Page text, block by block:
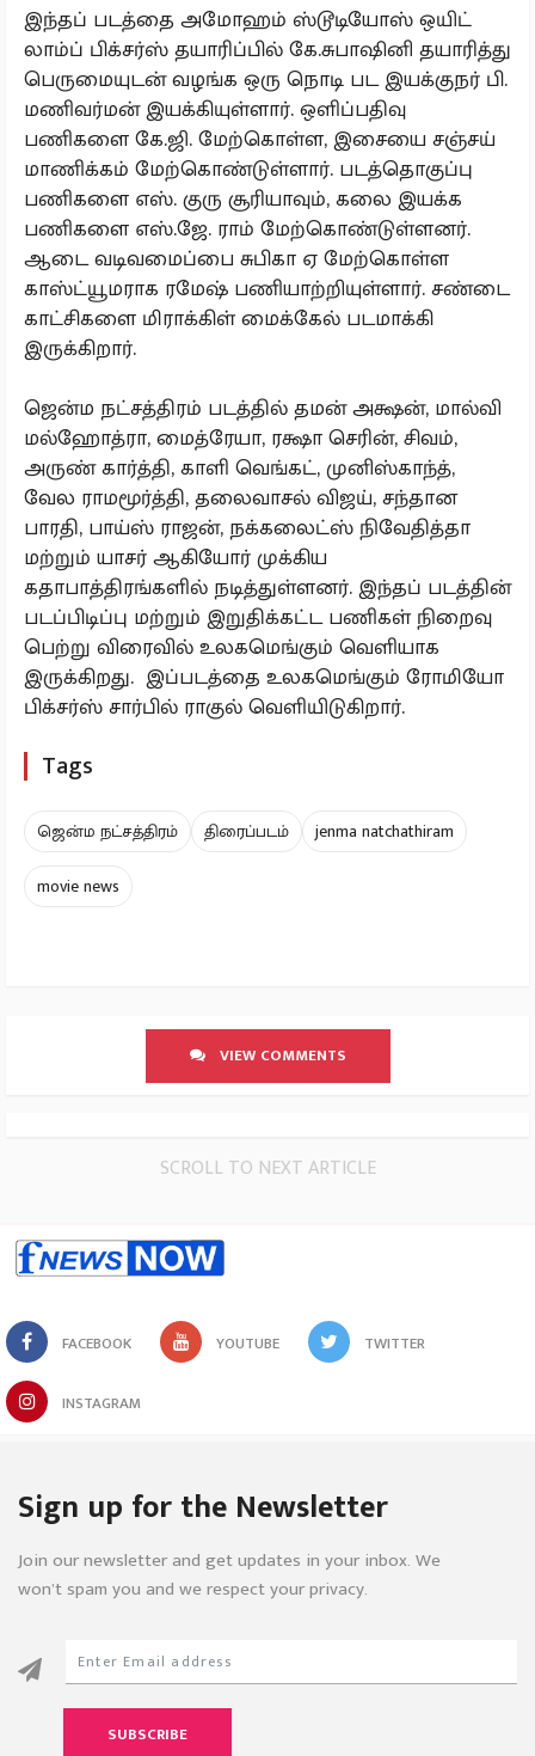
இந்தப் படத்தை அமோஹம் ஸ்டூடியோஸ் ஒயிட்
லாம்ப் பிக்சர்ஸ் தயாரிப்பில் கே.சுபாஷினி தயாரித்து
பெருமையுடன் வழங்க ஒரு நொடி பட இயக்குநர் பி.
மணிவர்மன் இயக்கியுள்ளார். ஒளிப்பதிவு
பணிகளை கே.ஜி. மேற்கொள்ள, இசையை சஞ்சய்
மாணிக்கம் மேற்கொண்டுள்ளார். படத்தொகுப்பு
பணிகளை எஸ். குரு சூரியாவும், கலை இயக்க
பணிகளை எஸ்.ஜே. ராம் மேற்கொண்டுள்ளனர்.
ஆடை வடிவமைப்பை சுபிகா ஏ மேற்கொள்ள
காஸ்ட்யூமராக ரமேஷ் பணியாற்றியுள்ளார். சண்டை
காட்சிகளை மிராக்கிள் மைக்கேல் படமாக்கி
இருக்கிறார்.
ஜென்ம நட்சத்திரம் படத்தில் தமன் அக்ஷன், மால்வி
மல்ஹோத்ரா, மைத்ரேயா, ரக்ஷா செரின், சிவம்,
அருண் கார்த்தி, காளி வெங்கட், முனிஸ்காந்த்,
வேல ராமமூர்த்தி, தலைவாசல் விஜய், சந்தான
பாரதி, பாய்ஸ் ராஜன், நக்கலைட்ஸ் நிவேதித்தா
மற்றும் யாசர் ஆகியோர் முக்கிய
கதாபாத்திரங்களில் நடித்துள்ளனர். இந்தப் படத்தின்
படப்பிடிப்பு மற்றும் இறுதிக்கட்ட பணிகள் நிறைவு
பெற்று விரைவில் உலகமெங்கும் வெளியாக
இருக்கிறது. இப்படத்தை உலகமெங்கும் ரோமியோ
பிக்சர்ஸ் சார்பில் ராகுல் வெளியிடுகிறார்.
Tags
ஜென்ம நட்சத்திரம் திரைப்படம்
jenma natchathiram
movie news
VIEW COMMENTS
SCROLL TO NEXT ARTICLE
FACEBOOK YOUTUBE TWITTER
INSTAGRAM
Sign up for the Newsletter
Join our newsletter and get updates in your inbox. We
won’t spam you and we respect your privacy.
SUBSCRIBE